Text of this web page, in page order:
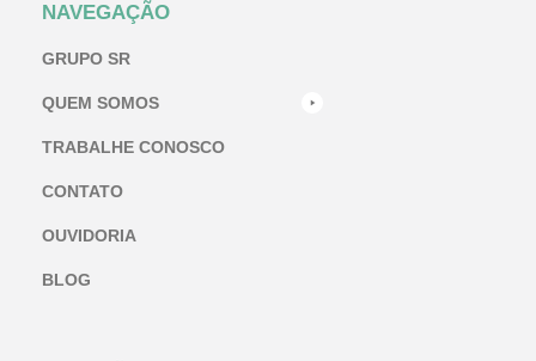
NAVEGAÇÃO
GRUPO SR
QUEM SOMOS
TRABALHE CONOSCO
CONTATO
OUVIDORIA
BLOG